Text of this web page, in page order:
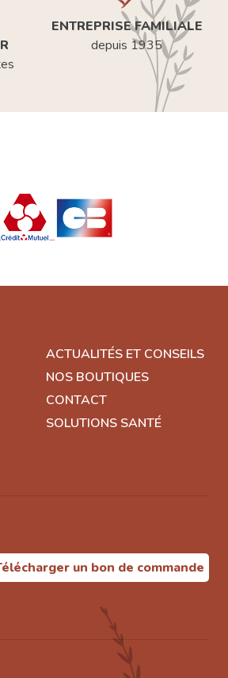
ENTREPRISE FAMILIALE
depuis 1935
ACTUALITÉS ET CONSEILS
NOS BOUTIQUES
CONTACT
SOLUTIONS SANTÉ
un bon de commande